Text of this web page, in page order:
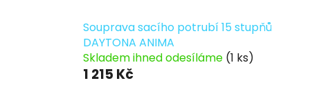
Souprava sacího potrubí 15 stupňů
DAYTONA ANIMA
Skladem ihned odesíláme (1 ks)
1 215 Kč